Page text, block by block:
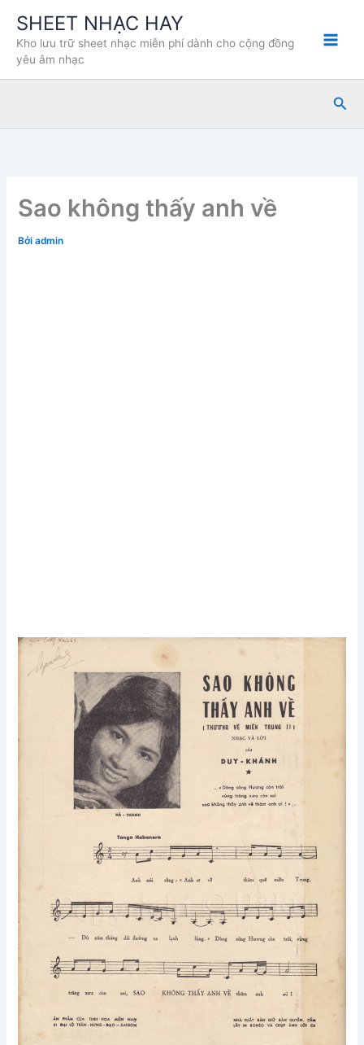
dung
SHEET NHẠC HAY
Kho lưu trữ sheet nhạc miễn phí dành cho cộng đồng
yêu âm nhạc
Tìm
Sao không thấy anh về
Bởiadmin